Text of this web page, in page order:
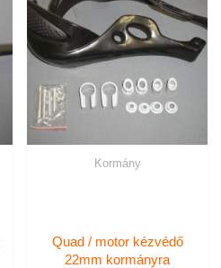
Kormány
Quad / motor kézvédő
22mm kormányra